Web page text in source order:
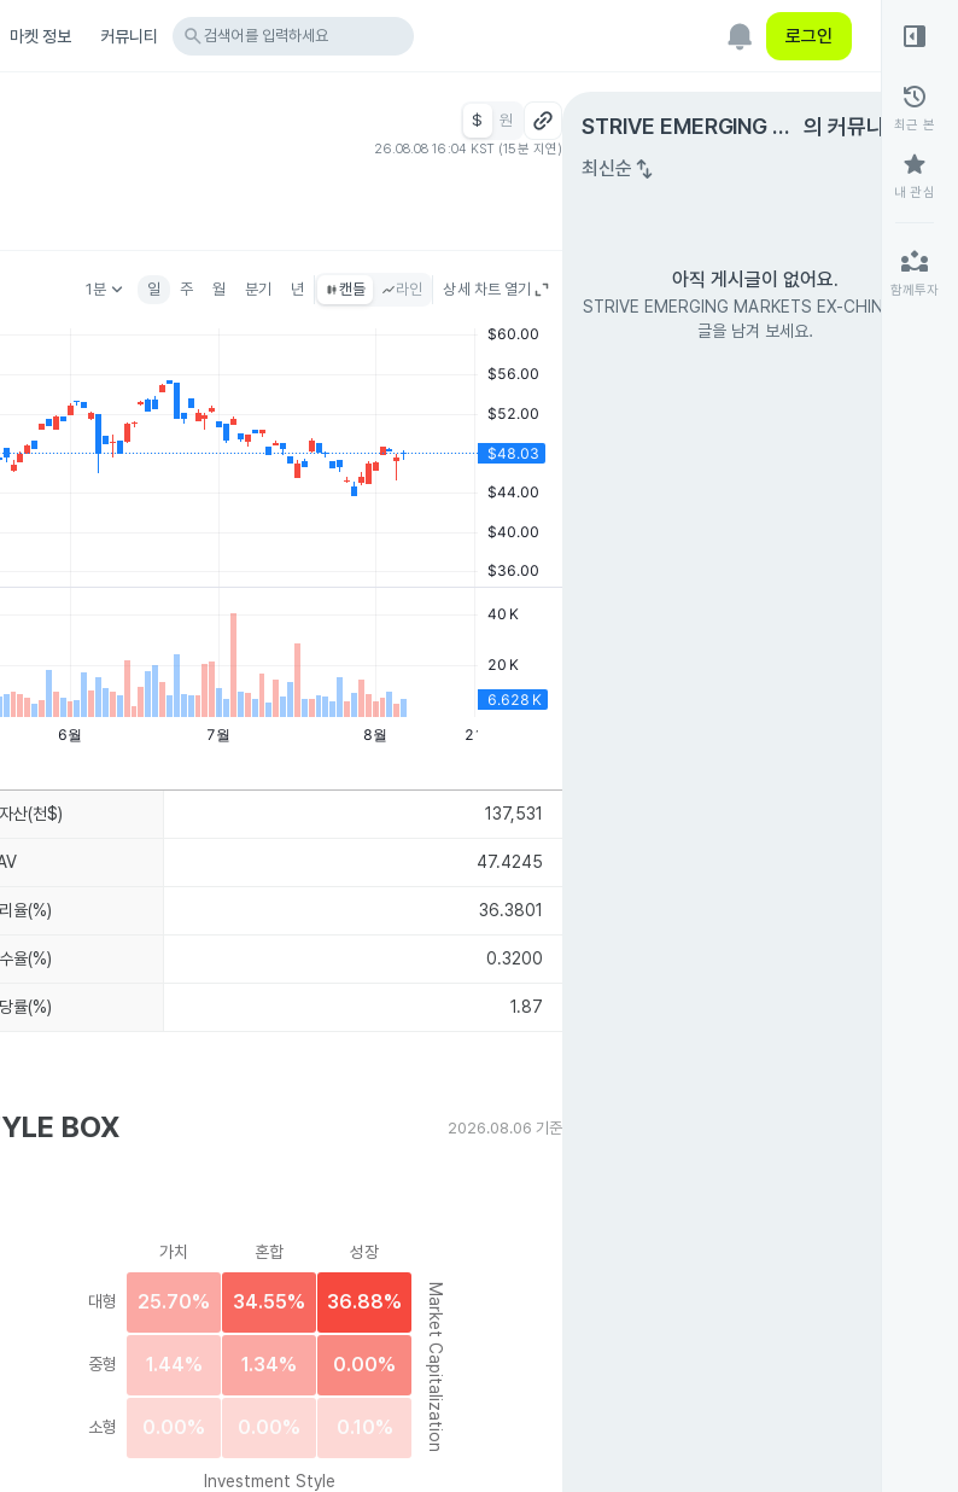
마켓 정보 커뮤니티 search 검색어를 입력하세요 로그인
$ 원
26.08.08 16:04 KST (15분 지연)
1분keyboard_arrow_down 일 주 월 분기 년 캔들 라인 상세 차트 열기
STRIVE EMERGING M
ARKETS EX-CHINA
의 커뮤니티expand_circle_right
최신순 swap_vert
아직 게시글이 없어요.
STRIVE EMERGING MARKETS EX-CHINA의 첫
글을 남겨 보세요.
right_panel_open
history
최근 본
star
내 관심
partner_exchange
함께투자